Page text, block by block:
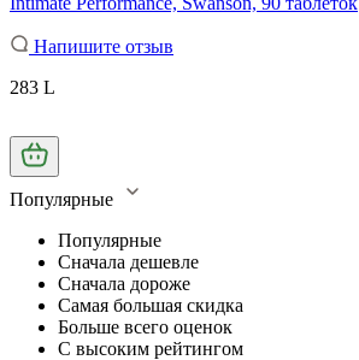
Напишите отзыв
283 L
Популярные
Популярные
Сначала дешевле
Сначала дороже
Самая большая скидка
Больше всего оценок
С высоким рейтингом